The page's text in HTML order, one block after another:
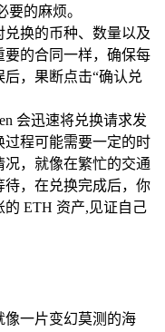
的麻烦。
兑换的币种、数量以及
的合同一样，确保每
，果断点击“确认兑
会迅速将兑换请求发
程可能需要一定的时
，就像在繁忙的交通
待，在兑换完成后，你
ETH 资产,见证自己
像一片变幻莫测的海